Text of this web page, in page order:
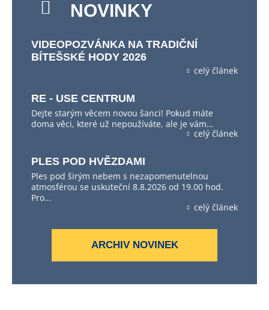
NOVINKY
VIDEOPOZVÁNKA NA TRADIČNÍ
BÍTEŠSKÉ HODY 2026
celý článek
RE - USE CENTRUM
Dejte starým věcem novou šanci! Pokud máte
doma věci, které už nepoužíváte, ale je vám…
celý článek
PLES POD HVĚZDAMI
Ples pod širým nebem s nezapomenutelnou
atmosférou se uskuteční 8.8.2026 od 19.00 hod.
Pro…
celý článek
ARCHIV NOVINEK